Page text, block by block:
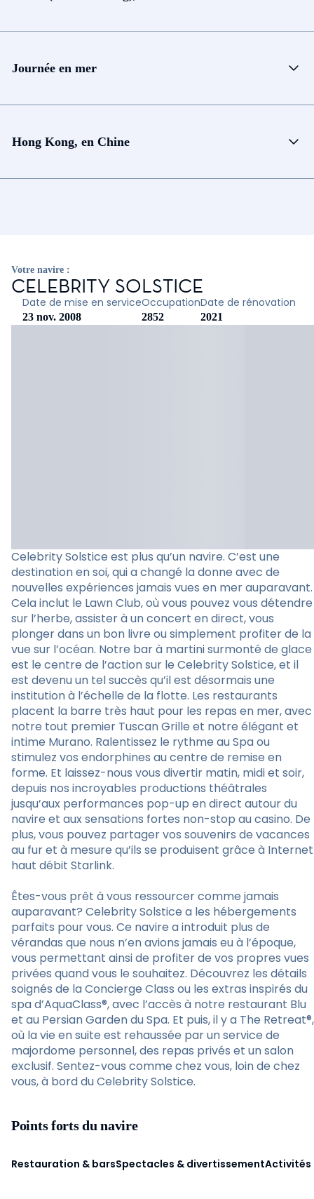
Journée en mer
Hong Kong, en Chine
Votre navire :
CELEBRITY SOLSTICE
Date de mise en service
23 nov. 2008
Occupation
2852
Date de rénovation
2021
Celebrity Solstice est plus qu’un navire. C’est une
destination en soi, qui a changé la donne avec de
nouvelles expériences jamais vues en mer auparavant.
Cela inclut le Lawn Club, où vous pouvez vous détendre
sur l’herbe, assister à un concert en direct, vous
plonger dans un bon livre ou simplement profiter de la
vue sur l’océan. Notre bar à martini surmonté de glace
est le centre de l’action sur le Celebrity Solstice, et il
est devenu un tel succès qu’il est désormais une
institution à l’échelle de la flotte. Les restaurants
placent la barre très haut pour les repas en mer, avec
notre tout premier Tuscan Grille et notre élégant et
intime Murano. Ralentissez le rythme au Spa ou
stimulez vos endorphines au centre de remise en
forme. Et laissez-nous vous divertir matin, midi et soir,
depuis nos incroyables productions théâtrales
jusqu’aux performances pop-up en direct autour du
navire et aux sensations fortes non-stop au casino. De
plus, vous pouvez partager vos souvenirs de vacances
au fur et à mesure qu’ils se produisent grâce à Internet
haut débit Starlink.
Êtes-vous prêt à vous ressourcer comme jamais
auparavant? Celebrity Solstice a les hébergements
parfaits pour vous. Ce navire a introduit plus de
vérandas que nous n’en avions jamais eu à l’époque,
vous permettant ainsi de profiter de vos propres vues
privées quand vous le souhaitez. Découvrez les détails
soignés de la Concierge Class ou les extras inspirés du
spa d’AquaClass®, avec l’accès à notre restaurant Blu
et au Persian Garden du Spa. Et puis, il y a The Retreat®,
où la vie en suite est rehaussée par un service de
majordome personnel, des repas privés et un salon
exclusif. Sentez-vous comme chez vous, loin de chez
vous, à bord du Celebrity Solstice.
Points forts du navire
Restauration & barsSpectacles & divertissementActivités